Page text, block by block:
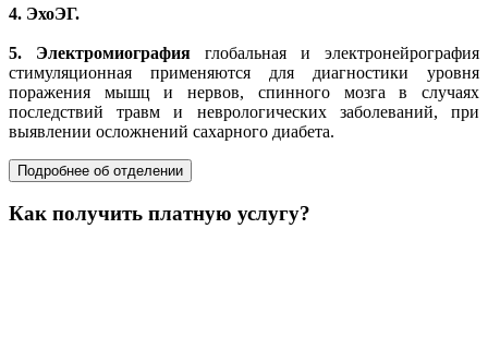
4. ЭхоЭГ.
5. Электромиография глобальная и электронейрография
стимуляционная применяются для диагностики уровня
поражения мышц и нервов, спинного мозга в случаях
последствий травм и неврологических заболеваний, при
выявлении осложнений сахарного диабета.
Подробнее об отделении
Как получить платную услугу?